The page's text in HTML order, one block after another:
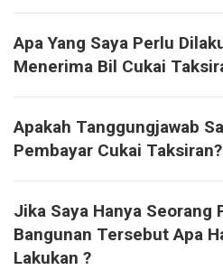
Apa Yang Saya Perlu
Menerima Bil Cukai
Apakah Tanggungjawab
Pembayar Cukai Taksiran?
Jika Saya Hanya Seorang
Bangunan Tersebut Apa
Lakukan ?